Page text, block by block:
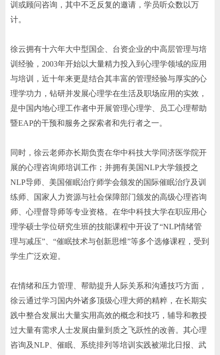
训或顾问咨询，其中不乏反复的邀请，学员听众数以万
计。
徐云拥有十六年大中型国企、台资企业的中高层管理与培
训经验，2003年开始以大量精力投入到心理学领域的应用
与培训，近十年来更是结合其丰富的管理经验与厚实的心
理学功力，钻研并发展心理学在生活及职场应用的实效，
是中国内地心理工作者中开展管理心理学、员工心理帮助
暨EAP的干预和服务之探索者和先行者之一。
同时，徐云老师亦长期负责在华中科技大学同济医学院开
展的心理咨询师培训工作；并拥有美国NLP大学颁授之
NLP导师、美国催眠治疗师学会颁发的国际催眠治疗及训
练师、国家人力资源与社会保障部门颁发的高级心理咨询
师、心理督导师等专业资格。在华中科技大学在职应用心
理学硕士学位研究生班的技能课程中开设了“NLP情绪管
理与减压”、“催眠技术与创新思维”等多个选修课程，受到
学生广泛欢迎。
在情绪和压力管理、帮助提升人际关系和沟通技巧方面，
徐云通过学习国内外诸多顶级心理大师的精粹，在长期实
践中整合发展出大量实用高效的概念和技巧，辅导和教授
过大量有需求人士发展由量到质之飞跃性的改善。其心理
咨询及NLP、催眠、系统排列等培训实践被湖北日报、武